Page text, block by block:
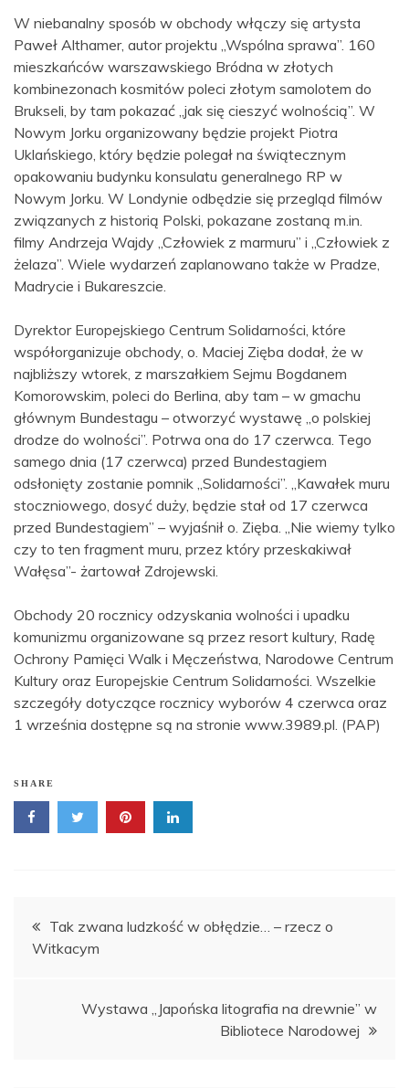
W niebanalny sposób w obchody włączy się artysta
Paweł Althamer, autor projektu „Wspólna sprawa”. 160
mieszkańców warszawskiego Bródna w złotych
kombinezonach kosmitów poleci złotym samolotem do
Brukseli, by tam pokazać „jak się cieszyć wolnością”. W
Nowym Jorku organizowany będzie projekt Piotra
Uklańskiego, który będzie polegał na świątecznym
opakowaniu budynku konsulatu generalnego RP w
Nowym Jorku. W Londynie odbędzie się przegląd filmów
związanych z historią Polski, pokazane zostaną m.in.
filmy Andrzeja Wajdy „Człowiek z marmuru” i „Człowiek z
żelaza”. Wiele wydarzeń zaplanowano także w Pradze,
Madrycie i Bukareszcie.
Dyrektor Europejskiego Centrum Solidarności, które
współorganizuje obchody, o. Maciej Zięba dodał, że w
najbliższy wtorek, z marszałkiem Sejmu Bogdanem
Komorowskim, poleci do Berlina, aby tam – w gmachu
głównym Bundestagu – otworzyć wystawę „o polskiej
drodze do wolności”. Potrwa ona do 17 czerwca. Tego
samego dnia (17 czerwca) przed Bundestagiem
odsłonięty zostanie pomnik „Solidarności”. „Kawałek muru
stoczniowego, dosyć duży, będzie stał od 17 czerwca
przed Bundestagiem” – wyjaśnił o. Zięba. „Nie wiemy tylko
czy to ten fragment muru, przez który przeskakiwał
Wałęsa”- żartował Zdrojewski.
Obchody 20 rocznicy odzyskania wolności i upadku
komunizmu organizowane są przez resort kultury, Radę
Ochrony Pamięci Walk i Męczeństwa, Narodowe Centrum
Kultury oraz Europejskie Centrum Solidarności. Wszelkie
szczegóły dotyczące rocznicy wyborów 4 czerwca oraz
1 września dostępne są na stronie www.3989.pl. (PAP)
SHARE
Nawigacja
wpisu
Tak zwana ludzkość w obłędzie… – rzecz o
Witkacym
Wystawa „Japońska litografia na drewnie” w
Bibliotece Narodowej